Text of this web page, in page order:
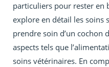
particuliers pour rester en
explore en détail les soins
prendre soin d’un cochon
aspects tels que
soins vétérinaires. En